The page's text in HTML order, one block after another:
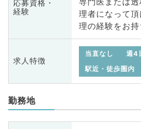
応募資格・
経験
理者になって
理の経験をお
求人特徴
当直なし
週4
駅近・徒歩圏内
勤務地